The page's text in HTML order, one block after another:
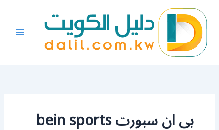
المحتوى
بي ان سبورت bein sports